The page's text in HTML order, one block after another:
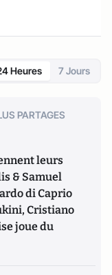
Heures 7 Jours
PARTAGES
leurs
& Samuel
di Caprio
Cristiano
joue du